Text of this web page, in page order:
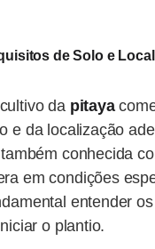
de Solo e
da pitaya
e da localização
conhecida
em condições
entender
o plantio.